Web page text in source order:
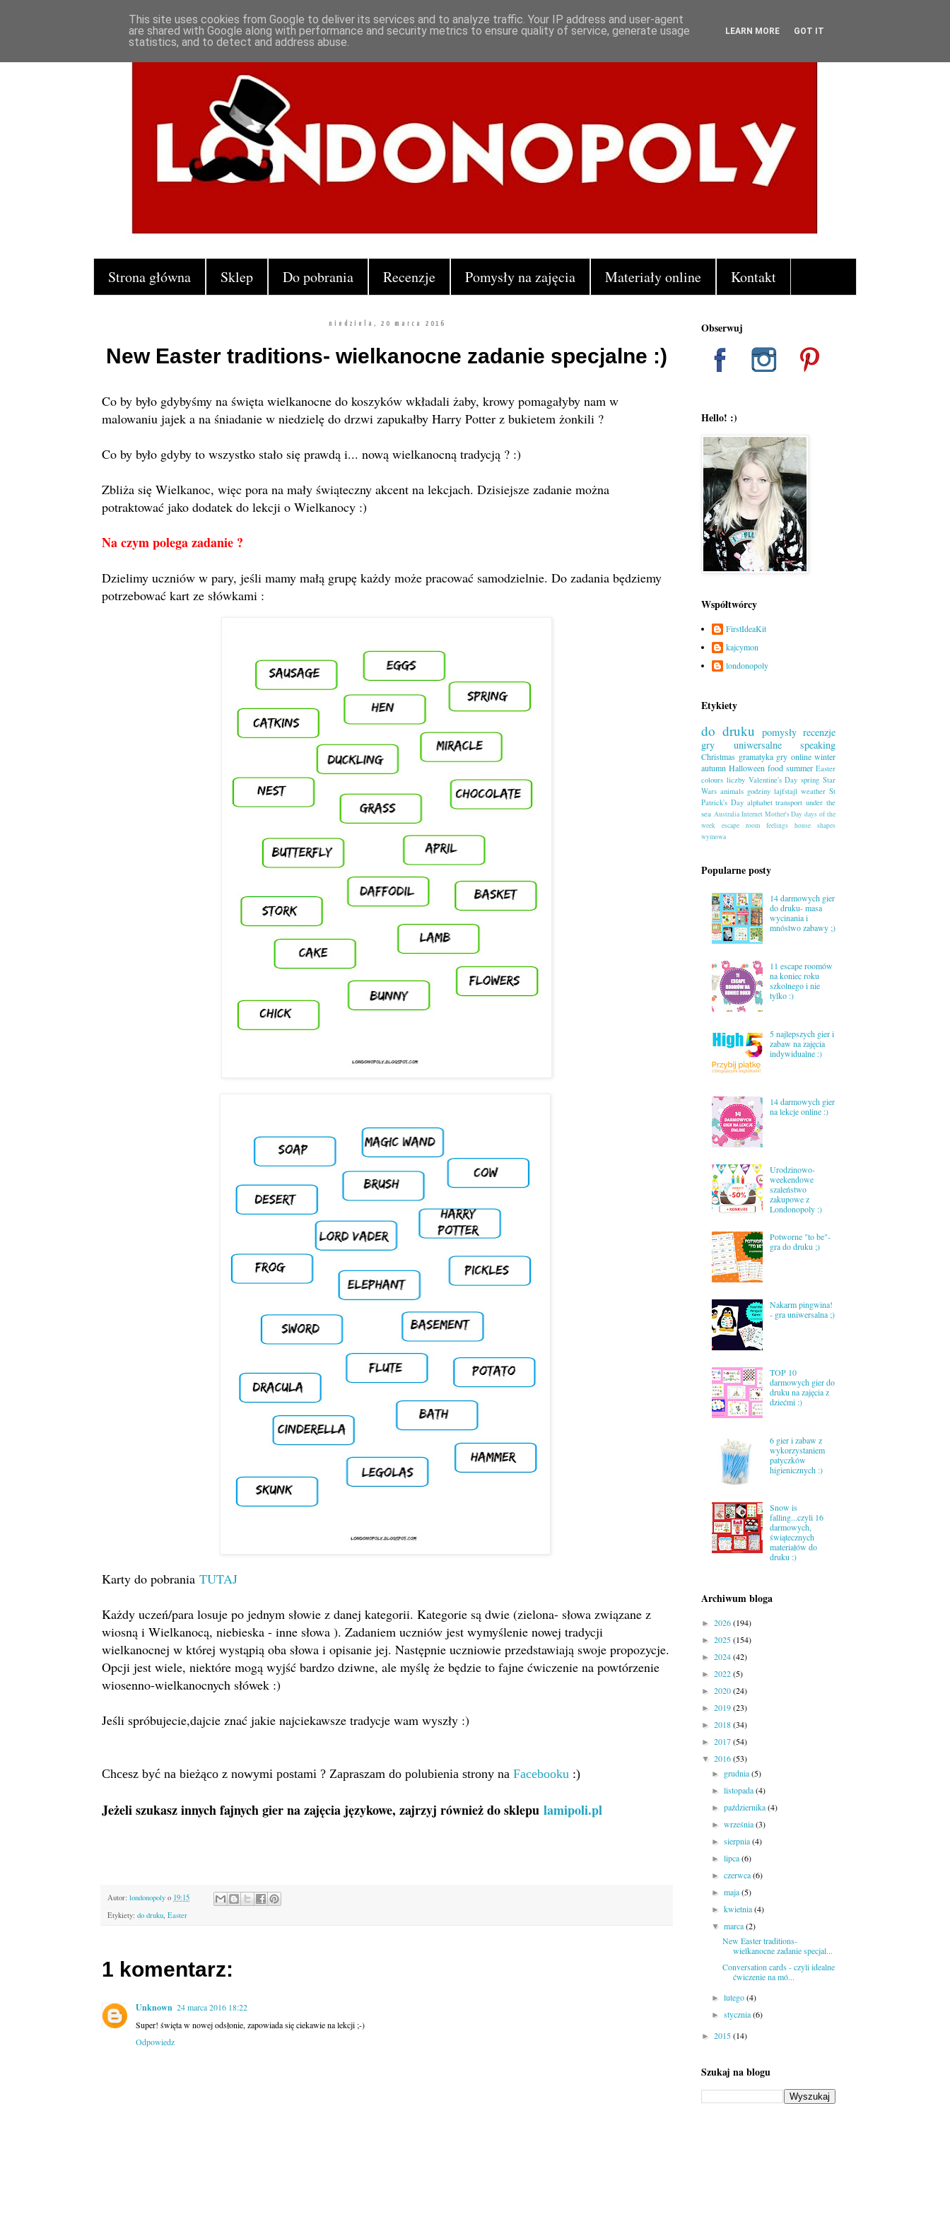
Strona główna Sklep Do pobrania Recenzje Pomysły na zajęcia Materiały online Kontakt
niedziela, 20 marca 2016
New Easter traditions- wielkanocne zadanie specjalne :)
Co by było gdybyśmy na święta wielkanocne do koszyków wkładali żaby, krowy pomagałyby nam w
malowaniu jajek a na śniadanie w niedzielę do drzwi zapukałby Harry Potter z bukietem żonkili ?
Co by było gdyby to wszystko stało się prawdą i... nową wielkanocną tradycją ? :)
Zbliża się Wielkanoc, więc pora na mały świąteczny akcent na lekcjach. Dzisiejsze zadanie można
potraktować jako dodatek do lekcji o Wielkanocy :)
Na czym polega zadanie ?
Dzielimy uczniów w pary, jeśli mamy małą grupę każdy może pracować samodzielnie. Do zadania będziemy
potrzebować kart ze słówkami :
Karty do pobrania TUTAJ
Każdy uczeń/para losuje po jednym słowie z danej kategorii. Kategorie są dwie (zielona- słowa związane z
wiosną i Wielkanocą, niebieska - inne słowa ). Zadaniem uczniów jest wymyślenie nowej tradycji
wielkanocnej w której wystąpią oba słowa i opisanie jej. Następnie uczniowie przedstawiają swoje propozycje.
Opcji jest wiele, niektóre mogą wyjść bardzo dziwne, ale myślę że będzie to fajne ćwiczenie na powtórzenie
wiosenno-wielkanocnych słówek :)
Jeśli spróbujecie,dajcie znać jakie najciekawsze tradycje wam wyszły :)
Chcesz być na bieżąco z nowymi postami ? Zapraszam do polubienia strony na Facebooku :)
Jeżeli szukasz innych fajnych gier na zajęcia językowe, zajrzyj również do sklepu lamipoli.pl
Autor: londonopoly o 19:15
Etykiety: do druku, Easter
1 komentarz:
Unknown 24 marca 2016 18:22
Super! święta w nowej odsłonie, zapowiada się ciekawie na lekcji ;-)
Odpowiedz
Obserwuj
Hello! :)
Współtwórcy
FirstIdeaKit
kajcymon
londonopoly
Etykiety
do druku pomysły recenzje
gry uniwersalne
speaking
Christmas gramatyka gry online winter
autumn Halloween food summer Easter
colours liczby Valentine's Day spring Star
Wars animals godziny lajfstajl weather St
Patrick's Day alphabet transport under the
sea Australia Internet Mother's Day days of the
week
escape room feelings house
shapes
wymowa
Popularne posty
14 darmowych gier
do druku- masa
wycinania i
mnóstwo zabawy ;)
11 escape roomów
na koniec roku
szkolnego i nie
tylko :)
5 najlepszych gier i
zabaw na zajęcia
indywidualne :)
14 darmowych gier
na lekcje online :)
Urodzinowo-
weekendowe
szaleństwo
zakupowe z
Londonopoly :)
Potworne "to be"-
gra do druku ;)
Nakarm pingwina!
- gra uniwersalna ;)
TOP 10
darmowych gier do
druku na zajęcia z
dziećmi :)
6 gier i zabaw z
wykorzystaniem
patyczków
higienicznych :)
Snow is
falling...czyli 16
darmowych,
świątecznych
materiałów do
druku :)
Archiwum bloga
► 2026(194)
► 2025(154)
► 2024(42)
► 2022(5)
► 2020(24)
► 2019(23)
► 2018(34)
► 2017(54)
▼ 2016(53)
► grudnia(5)
►listopada(4)
►października(4)
►września(3)
►sierpnia(4)
►lipca(6)
►czerwca(6)
►maja(5)
►kwietnia(4)
▼marca(2)
New Easter traditions-
wielkanocne zadanie specjal...
Conversation cards - czyli idealne
ćwiczenie na mó...
►lutego(4)
►stycznia(6)
► 2015(14)
Szukaj na blogu
This site uses cookies from Google to deliver its services and to analyze traffic. Your IP address and user-agent
are shared with Google along with performance and security metrics to ensure quality of service, generate usage
statistics, and to detect and address abuse.
LEARN MORE GOT IT